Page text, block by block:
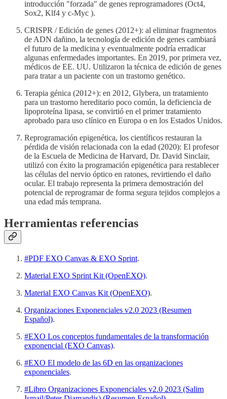
introducción "forzada" de genes reprogramadores (Oct4,
Sox2, Klf4 y c-Myc ).
CRISPR / Edición de genes (2012+): al eliminar fragmentos
de ADN dañino, la tecnología de edición de genes cambiará
el futuro de la medicina y eventualmente podría erradicar
algunas enfermedades importantes. En 2019, por primera vez,
médicos de EE. UU. Utilizaron la técnica de edición de genes
para tratar a un paciente con un trastorno genético.
Terapia génica (2012+): en 2012, Glybera, un tratamiento
para un trastorno hereditario poco común, la deficiencia de
lipoproteína lipasa, se convirtió en el primer tratamiento
aprobado para uso clínico en Europa o en los Estados Unidos.
Reprogramación epigenética, los científicos restauran la
pérdida de visión relacionada con la edad (2020): El profesor
de la Escuela de Medicina de Harvard, Dr. David Sinclair,
utilizó con éxito la programación epigenética para restablecer
las células del nervio óptico en ratones, revirtiendo el daño
ocular. El trabajo representa la primera demostración del
potencial de reprogramar de forma segura tejidos complejos a
una edad más temprana.
Herramientas referencias
#PDF EXO Canvas & EXO Sprint.
Material EXO Sprint Kit (OpenEXO).
Material EXO Canvas Kit (OpenEXO).
Organizaciones Exponenciales v2.0 2023 (Resumen
Español).
#EXO Los conceptos fundamentales de la transformación
exponencial (EXO Canvas).
#EXO El modelo de las 6D en las organizaciones
exponenciales.
#Libro Organizaciones Exponenciales v2.0 2023 (Salim